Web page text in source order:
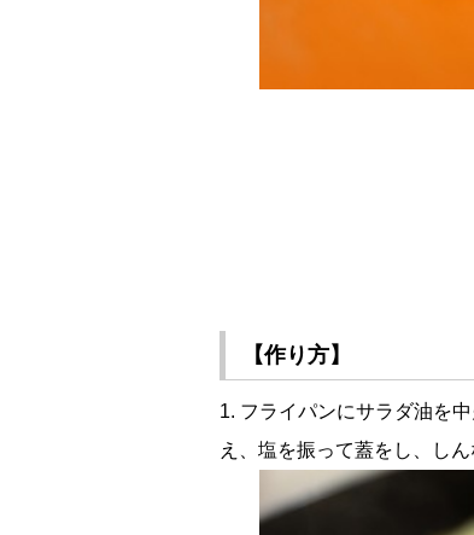
【作り方】
1. フライパンにサラダ油を
え、塩を振って蓋をし、し